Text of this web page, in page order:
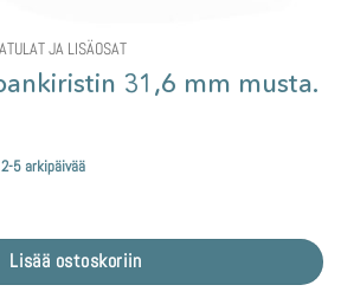
JA LISÄOSAT
31,6 mm musta.
5 arkipäivää
musta. määrä
Lisää ostoskoriin